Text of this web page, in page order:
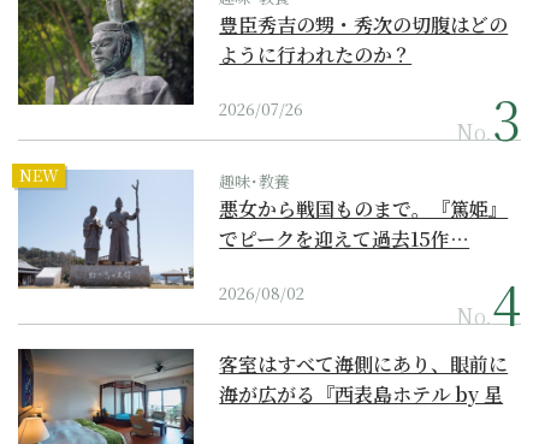
豊臣秀吉の甥・秀次の切腹はどの
ように行われたのか？
2026/07/26
No.
NEW 趣味･教養
悪女から戦国ものまで。『篤姫』
でピークを迎えて過去15作…
2026/08/02
No.
客室はすべて海側にあり、眼前に
海が広がる『西表島ホテル by 星